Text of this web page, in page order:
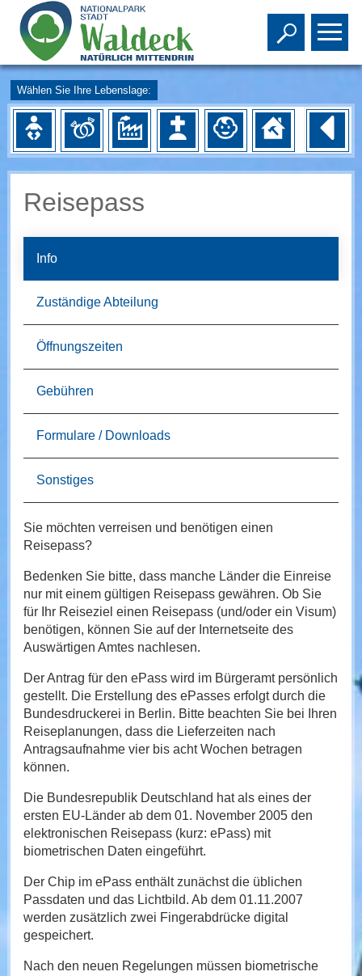
Toggle
Wählen Sie Ihre Lebenslage:
Reisepass
Info
Zuständige Abteilung
Öffnungszeiten
Gebühren
Formulare / Downloads
Sonstiges
Sie möchten verreisen und benötigen einen
Reisepass?
Bedenken Sie bitte, dass manche Länder die Einreise
nur mit einem gültigen Reisepass gewähren. Ob Sie
für Ihr Reiseziel einen Reisepass (und/oder ein Visum)
benötigen, können Sie auf der Internetseite des
Auswärtigen Amtes nachlesen.
Der Antrag für den ePass wird im Bürgeramt persönlich
gestellt. Die Erstellung des ePasses erfolgt durch die
Bundesdruckerei in Berlin. Bitte beachten Sie bei Ihren
Reiseplanungen, dass die Lieferzeiten nach
Antragsaufnahme vier bis acht Wochen betragen
können.
Die Bundesrepublik Deutschland hat als eines der
ersten EU-Länder ab dem 01. November 2005 den
elektronischen Reisepass (kurz: ePass) mit
biometrischen Daten eingeführt.
Der Chip im ePass enthält zunächst die üblichen
Passdaten und das Lichtbild. Ab dem 01.11.2007
werden zusätzlich zwei Fingerabdrücke digital
gespeichert.
Nach den neuen Regelungen müssen biometrische